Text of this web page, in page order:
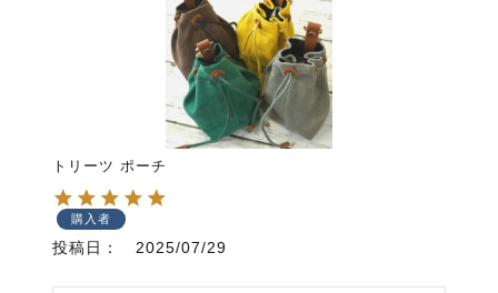
トリーツ ポーチ
購入者
投稿日 2025/07/29